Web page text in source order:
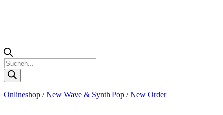
Products
search
Onlineshop /New Wave & Synth Pop /New Order